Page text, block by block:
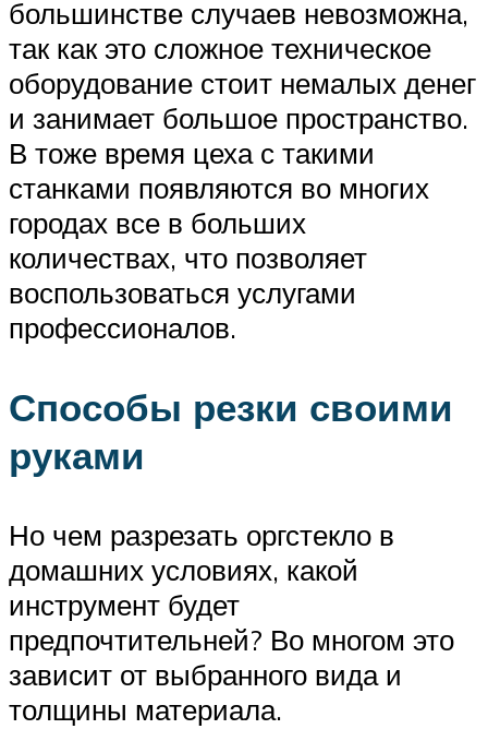
большинстве случаев невозможна,
так как это сложное техническое
оборудование стоит немалых денег
и занимает большое пространство.
В тоже время цеха с такими
станками появляются во многих
городах все в больших
количествах, что позволяет
воспользоваться услугами
профессионалов.
Способы резки своими
руками
Но чем разрезать оргстекло в
домашних условиях, какой
инструмент будет
предпочтительней? Во многом это
зависит от выбранного вида и
толщины материала.